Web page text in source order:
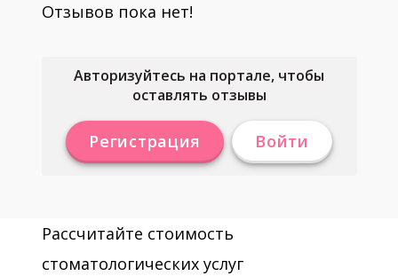
Отзывов пока нет!
Авторизуйтесь на портале, чтобы
оставлять отзывы
Регистрация Войти
Рассчитайте стоимость
стоматологических услуг